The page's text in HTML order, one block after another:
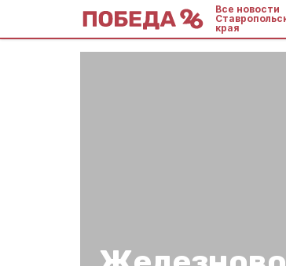
Все новости
края